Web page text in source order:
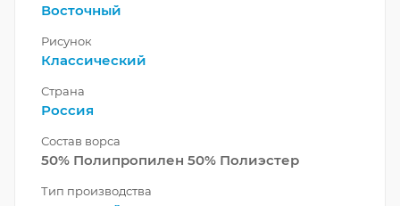
Восточный
Рисунок
Классический
Страна
Россия
Состав ворса
50% Полипропилен 50% Полиэстер
Тип производства